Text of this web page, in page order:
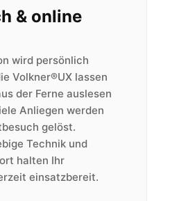
& online
wird persönlich
Volkner®UX lassen
der Ferne auslesen
Anliegen werden
gelöst.
Technik und
halten Ihr
einsatzbereit.